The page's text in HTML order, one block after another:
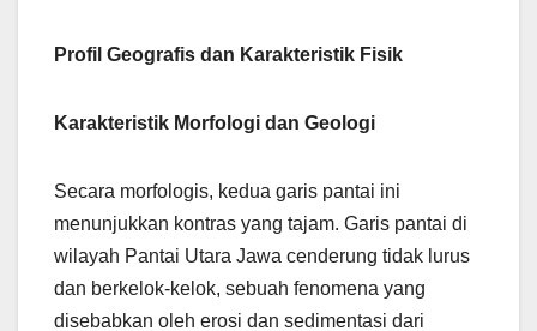
Profil Geografis dan Karakteristik Fisik
Karakteristik Morfologi dan Geologi
Secara morfologis, kedua garis pantai ini
menunjukkan kontras yang tajam. Garis pantai di
wilayah Pantai Utara Jawa cenderung tidak lurus
dan berkelok-kelok, sebuah fenomena yang
disebabkan oleh erosi dan sedimentasi dari